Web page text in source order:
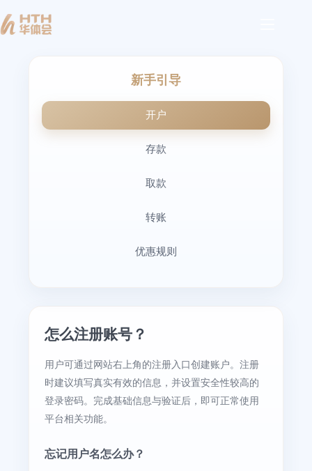
新手引导
开户
存款
取款
转账
优惠规则
怎么注册账号？
用户可通过网站右上角的注册入口创建账户。注册
时建议填写真实有效的信息，并设置安全性较高的
登录密码。完成基础信息与验证后，即可正常使用
平台相关功能。
忘记用户名怎么办？